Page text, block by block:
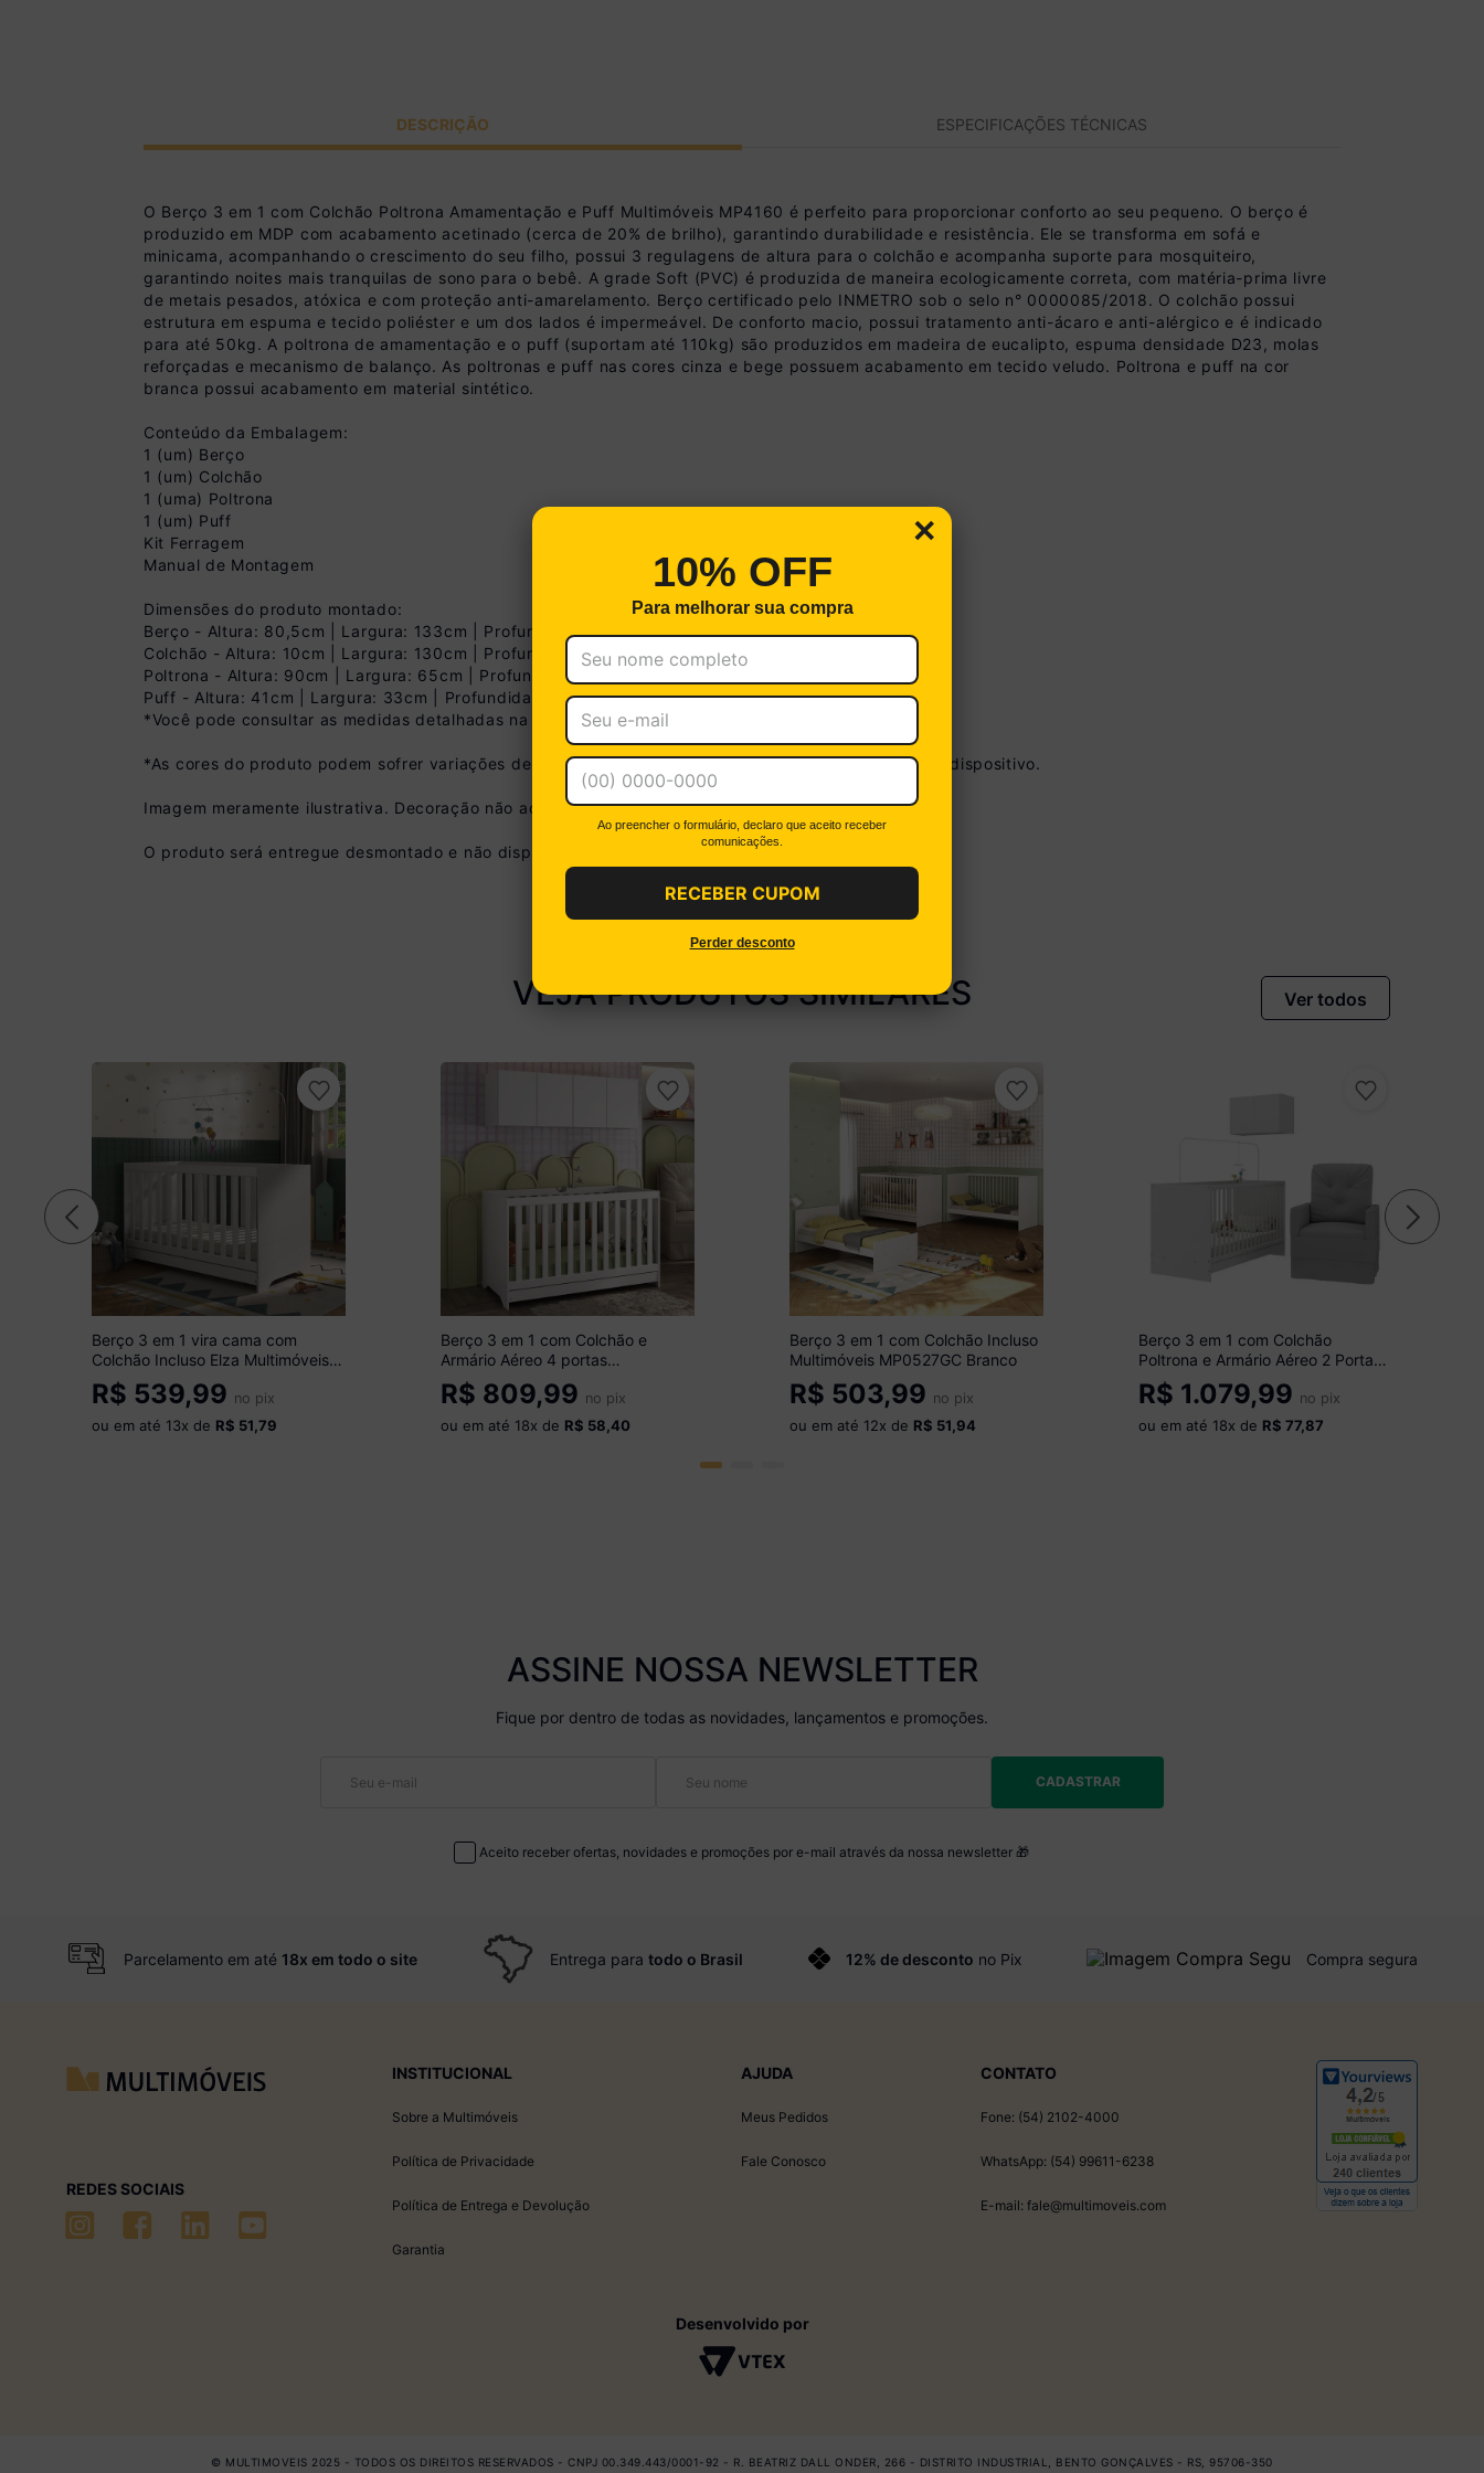
Pix
(10% de desconto)
Cartão de Crédito
Até 12x sem juros
De 13x a 18x com juros
Parcele em até 18x. Juros aplicados a partir da 13ª parcela
R$ 1.139,99 à vista no Boleto
(
% de desconto)
DESCRIÇÃO ESPECIFICAÇÕES TÉCNICAS
O Berço 3 em 1 com Colchão Poltrona Amamentação e Puff Multimóveis MP4160 é perfeito para proporcionar conforto ao seu pequeno. O berço é
produzido em MDP com acabamento acetinado (cerca de 20% de brilho), garantindo durabilidade e resistência. Ele se transforma em sofá e
minicama, acompanhando o crescimento do seu filho, possui 3 regulagens de altura para o colchão e acompanha suporte para mosquiteiro,
garantindo noites mais tranquilas de sono para o bebê. A grade Soft (PVC) é produzida de maneira ecologicamente correta, com matéria-prima livre
de metais pesados, atóxica e com proteção anti-amarelamento. Berço certificado pelo INMETRO sob o selo n° 0000085/2018. O colchão possui
estrutura em espuma e tecido poliéster e um dos lados é impermeável. De conforto macio, possui tratamento anti-ácaro e anti-alérgico e é indicado
para até 50kg. A poltrona de amamentação e o puff (suportam até 110kg) são produzidos em madeira de eucalipto, espuma densidade D23, molas
reforçadas e mecanismo de balanço. As poltronas e puff nas cores cinza e bege possuem acabamento em tecido veludo. Poltrona e puff na cor
branca possui acabamento em material sintético.
Conteúdo da Embalagem:
1 (um) Berço
1 (um) Colchão
1 (uma) Poltrona
1 (um) Puff
Kit Ferragem
Manual de Montagem
Dimensões do produto montado:
Berço - Altura: 80,5cm | Largura: 133cm | Profundidade: 66cm
Colchão - Altura: 10cm | Largura: 130cm | Profundidade: 60cm
Poltrona - Altura: 90cm | Largura: 65cm | Profundidade: 64cm
Puff - Altura: 41cm | Largura: 33cm | Profundidade: 33cm
*Você pode consultar as medidas detalhadas na imagem técnica do produto.
*As cores do produto podem sofrer variações de tonalidade de acordo com as configurações do seu dispositivo.
Imagem meramente ilustrativa. Decoração não acompanha o produto.
O produto será entregue desmontado e não disponibilizamos o serviço de montagem.
VEJA PRODUTOS SIMILARES Ver todos
Berço 3 em 1 vira cama com
Colchão Incluso Elza Multimóveis
MP4305 Branco
R$ 539,99 no pix
ou em até 13x de R$ 51,79
Berço 3 em 1 com Colchão e
Armário Aéreo 4 portas
Multimóveis MP4158 Branco
R$ 809,99 no pix
ou em até 18x de R$ 58,40
Berço 3 em 1 com Colchão Incluso
Multimóveis MP0527GC Branco
R$ 503,99 no pix
ou em até 12x de R$ 51,94
Berço 3 em 1 com Colchão
Poltrona e Armário Aéreo 2 Portas
Multimóveis MP4156 Branco/Cinza
R$ 1.079,99 no pix
ou em até 18x de R$ 77,87
ASSINE NOSSA NEWSLETTER
Fique por dentro de todas as novidades, lançamentos e promoções.
CADASTRAR
Aceito receber ofertas, novidades e promoções por e-mail através da nossa newsletter 🎁
Parcelamento em até 18x em todo o site Entrega paratodo o Brasil 12% de desconto no Pix Compra segura
REDES SOCIAIS
INSTITUCIONAL
Sobre a Multimóveis
Política de Privacidade
Política de Entrega e Devolução
Garantia
AJUDA
Meus Pedidos
Fale Conosco
CONTATO
Fone: (54) 2102-4000
WhatsApp: (54) 99611-6238
E-mail: fale@multimoveis.com
Desenvolvido por
© MULTIMOVEIS 2025 - TODOS OS DIREITOS RESERVADOS - CNPJ 00.349.443/0001-92 - R. BEATRIZ DALL ONDER, 266 - DISTRITO INDUSTRIAL, BENTO GONÇALVES - RS, 95706-350
×
10% OFF
Para melhorar sua compra
Ao preencher o formulário, declaro que aceito receber
comunicações.
RECEBER CUPOM
Perder desconto